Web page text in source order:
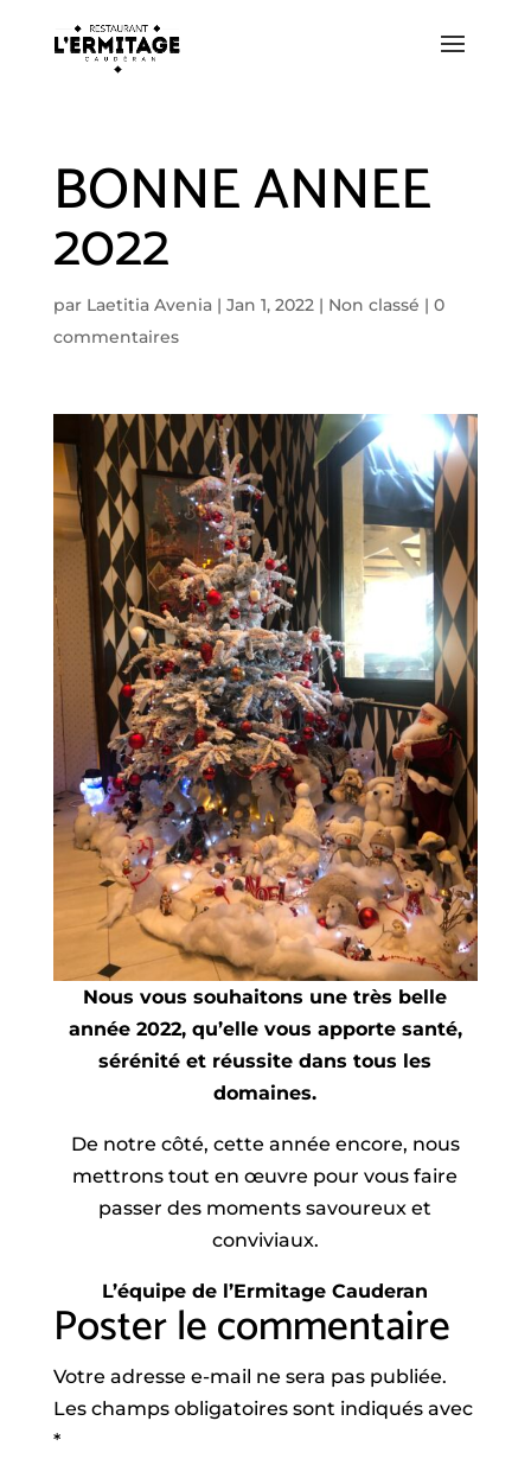
BONNE ANNEE
2022
par Laetitia Avenia| Jan 1, 2022| Non classé | 0
commentaires
Nous vous souhaitons une très belle
année 2022, qu’elle vous apporte santé,
sérénité et réussite dans tous les
domaines.
De notre côté, cette année encore, nous
mettrons tout en œuvre pour vous faire
passer des moments savoureux et
conviviaux.
L’équipe de l’Ermitage Cauderan
Poster le commentaire
Votre adresse e-mail ne sera pas publiée.
Les champs obligatoires sont indiqués avec
*